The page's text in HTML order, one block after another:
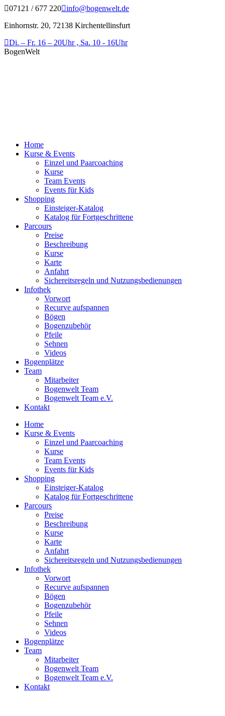
Zum
springen
07121 / 677 220 info@bogenwelt.de
Einhornstr. 20, 72138 Kirchentellinsfurt
Di. – Fr. 16 – 20Uhr , Sa. 10 - 16Uhr
BogenWelt
Home
Kurse & Events
Einzel und Paarcoaching
Kurse
Team Events
Events für Kids
Shopping
Einsteiger-Katalog
Katalog für Fortgeschrittene
Parcours
Preise
Beschreibung
Kurse
Karte
Anfahrt
Sichereitsregeln und Nutzungsbedienungen
Infothek
Vorwort
Recurve aufspannen
Bögen
Bogenzubehör
Pfeile
Sehnen
Videos
Bogenplätze
Team
Mitarbeiter
Bogenwelt Team
Bogenwelt Team e.V.
Kontakt
Home
Kurse & Events
Einzel und Paarcoaching
Kurse
Team Events
Events für Kids
Shopping
Einsteiger-Katalog
Katalog für Fortgeschrittene
Parcours
Preise
Beschreibung
Kurse
Karte
Anfahrt
Sichereitsregeln und Nutzungsbedienungen
Infothek
Vorwort
Recurve aufspannen
Bögen
Bogenzubehör
Pfeile
Sehnen
Videos
Bogenplätze
Team
Mitarbeiter
Bogenwelt Team
Bogenwelt Team e.V.
Kontakt